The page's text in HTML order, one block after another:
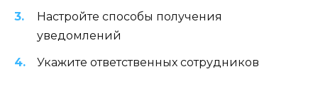
Настройте способы получения
уведомлений
Укажите ответственных сотрудников